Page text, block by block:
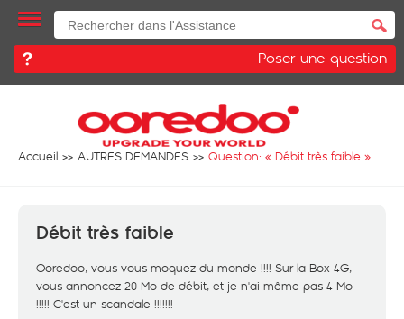
Poser une question
Accueil AUTRES DEMANDES Question: « Débit très faible »
Débit très faible
Ooredoo, vous vous moquez du monde !!!! Sur la Box 4G,
vous annoncez 20 Mo de débit, et je n'ai même pas 4 Mo
!!!!! C'est un scandale !!!!!!!